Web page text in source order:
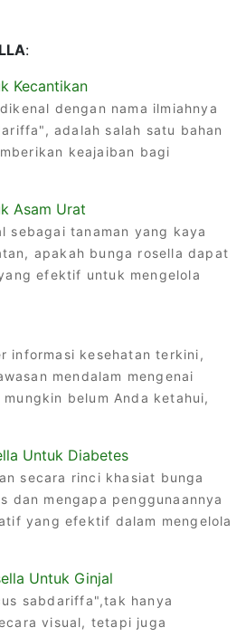
:
Kecantikan
dengan nama ilmiahnya
adalah salah satu bahan
keajaiban bagi
Asam Urat
sebagai tanaman yang kaya
apakah bunga rosella dapat
efektif untuk mengelola
informasi kesehatan terkini,
mendalam mengenai
belum Anda ketahui,
Untuk Diabetes
secara rinci khasiat bunga
dan mengapa penggunaannya
yang efektif dalam mengelola
Untuk Ginjal
sabdariffa",tak hanya
visual, tetapi juga